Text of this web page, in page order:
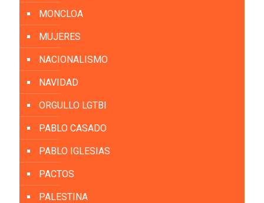
MONCLOA
MUJERES
NACIONALISMO
NAVIDAD
ORGULLO LGTBI
PABLO CASADO
PABLO IGLESIAS
PACTOS
PALESTINA